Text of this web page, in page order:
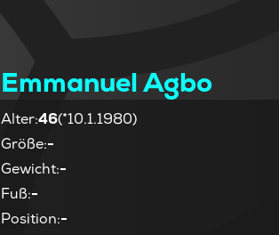
Emmanuel Agbo
Alter:46(*10.1.1980)
Größe:-
Gewicht:-
Fuß:-
Position:-